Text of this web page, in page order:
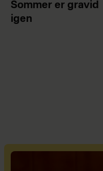
Sommer er gravid
igen